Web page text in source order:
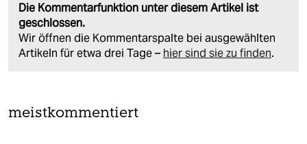
Die Kommentarfunktion unter diesem Artikel ist
geschlossen.
Wir öffnen die Kommentarspalte bei ausgewählten
Artikeln für etwa drei Tage – hier sind sie zu finden.
meistkommentiert